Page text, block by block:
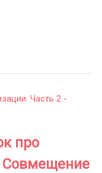
про
Совмещение